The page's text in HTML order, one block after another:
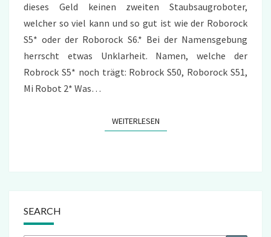
dieses Geld keinen zweiten Staubsaugroboter,
welcher so viel kann und so gut ist wie der Roborock
S5* oder der Roborock S6.* Bei der Namensgebung
herrscht etwas Unklarheit. Namen, welche der
Robrock S5* noch trägt: Robrock S50, Roborock S51,
Mi Robot 2* Was…
WEITERLESENWEITERLESEN
SEARCH